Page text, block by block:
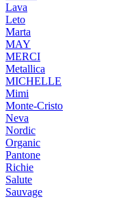
Lava
Leto
Marta
MAY
MERCI
Metallica
MICHELLE
Mimi
Monte-Cristo
Neva
Nordic
Organic
Pantone
Richie
Salute
Sauvage